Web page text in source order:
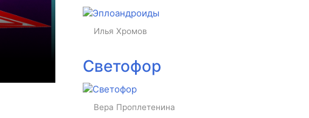
Илья Хромов
Светофор
Вера Проплетенина